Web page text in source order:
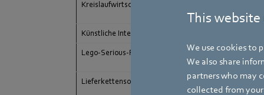
This website
We use cookies to
We also share
partners who may
collected from your
Kreislaufwirtschaft / Circular Economy
Künstliche Intelligenz (KI)
Lego-Serious-Play
Lieferkettensorgfaltspflichtengesetz (LkSG)